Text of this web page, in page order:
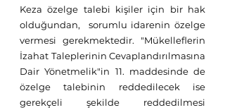
Keza özelge talebi kişiler için bir hak
olduğundan,  sorumlu idarenin özelge
vermesi gerekmektedir. "Mükelleflerin
İzahat Taleplerinin Cevaplandırılmasına
Dair Yönetmelik"in 11. maddesinde de
özelge talebinin reddedilecek ise
gerekçeli şekilde reddedilmesi